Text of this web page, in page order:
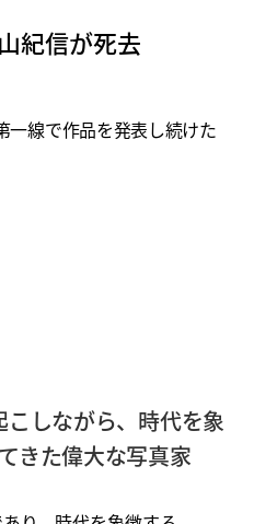
紀信が死去
一線で作品を発表し続けた
しながら、時代を象
きた偉大な写真家